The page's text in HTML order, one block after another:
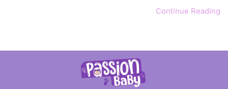
Continue Reading